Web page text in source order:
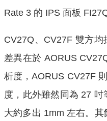
Rate 3 的 IPS 面板
CV27Q、CV27F 雙方均
差異在於 AORUS
析度，AORUS CV27F
度，此外雖然同為 27
大約多出 1mm 左右。